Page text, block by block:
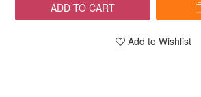
ADD TO CART
Add to Wishlist